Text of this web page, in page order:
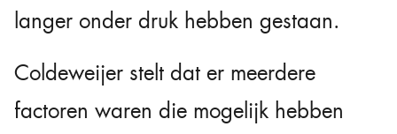
langer onder druk hebben gestaan.
Coldeweijer stelt dat er meerdere
factoren waren die mogelijk hebben